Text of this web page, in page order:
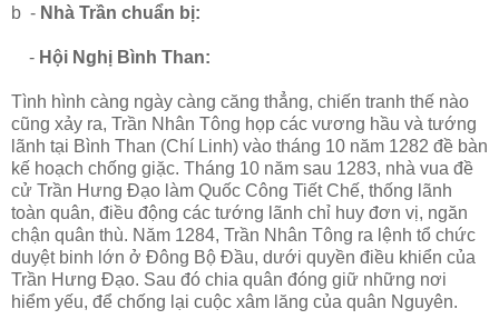
b - Nhà Trần chuẩn bị:
- Hội Nghị Bình Than:
Tình hình càng ngày càng căng thẳng, chiến tranh thế nào
cũng xảy ra, Trần Nhân Tông họp các vương hầu và tướng
lãnh tại Bình Than (Chí Linh) vào tháng 10 năm 1282 đề bàn
kế hoạch chống giặc. Tháng 10 năm sau 1283, nhà vua đề
cử Trần Hưng Đạo làm Quốc Công Tiết Chế, thống lãnh
toàn quân, điều động các tướng lãnh chỉ huy đơn vị, ngăn
chận quân thù. Năm 1284, Trần Nhân Tông ra lệnh tổ chức
duyệt binh lớn ở Đông Bộ Đầu, dưới quyền điều khiển của
Trần Hưng Đạo. Sau đó chia quân đóng giữ những nơi
hiểm yếu, để chống lại cuộc xâm lăng của quân Nguyên.